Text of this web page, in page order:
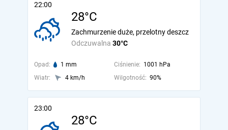
22:00
28°C
Odczuwalna 30°C
Zachmurzenie duże, przelotny deszcz
Opad: 1 mm Ciśnienie: 1001 hPa
Wiatr:
4 km/h Wilgotność: 90%
23:00
28°C